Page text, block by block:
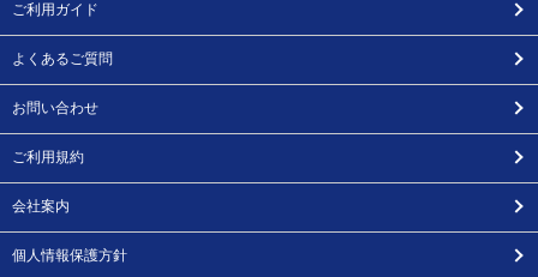
ご利用ガイド
よくあるご質問
お問い合わせ
ご利用規約
会社案内
個人情報保護方針